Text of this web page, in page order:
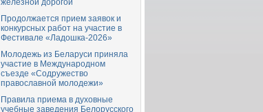
железной дорогой
Продолжается прием заявок и
конкурсных работ на участие в
Фестивале «Ладошка-2026»
Молодежь из Беларуси приняла
участие в Международном
съезде «Содружество
православной молодежи»
Правила приема в духовные
учебные заведения Белорусского